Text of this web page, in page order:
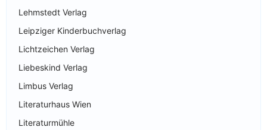
Lehmstedt Verlag
Leipziger Kinderbuchverlag
Lichtzeichen Verlag
Liebeskind Verlag
Limbus Verlag
Literaturhaus Wien
Literaturmühle